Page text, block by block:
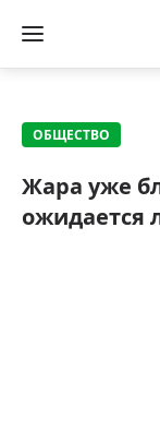
ОБЩЕСТВО
Жара уже
ожидается